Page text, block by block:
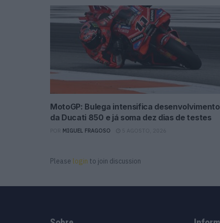
MotoGP: Bulega intensifica desenvolvimento
da Ducati 850 e já soma dez dias de testes
MIGUEL FRAGOSO 5 AGOSTO, 2026
Please login to join discussion